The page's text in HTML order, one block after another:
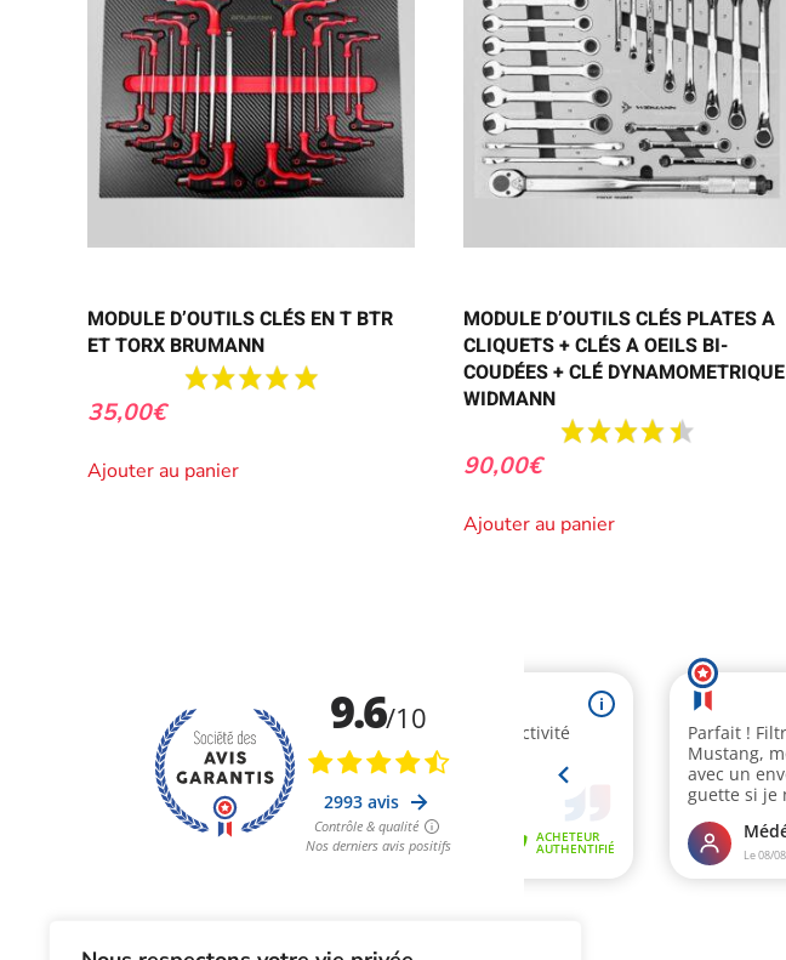
MODULE D’OUTILS CLÉS EN T BTR
ET TORX BRUMANN
35,00€
Ajouter au panier
MODULE D’OUTILS CLÉS PLATES A
CLIQUETS + CLÉS A OEILS BI-
COUDÉES + CLÉ DYNAMOMETRIQUE
WIDMANN
90,00€
Ajouter au panier